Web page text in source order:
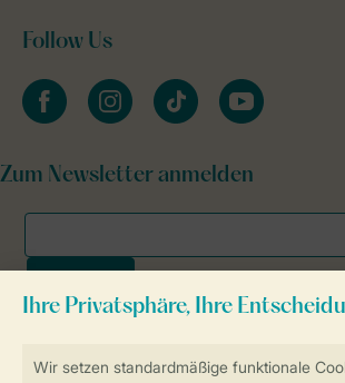
Sicher und schnell zur Online-
Follow Us
facebookinstagramtiktok youtube
Zum Newsletter anmelden